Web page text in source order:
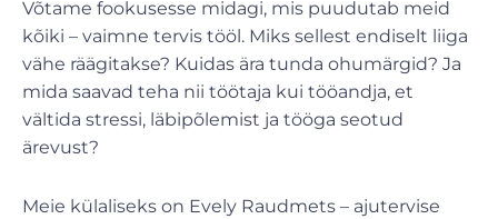
Võtame fookusesse midagi, mis puudutab meid
kõiki – vaimne tervis tööl. Miks sellest endiselt liiga
vähe räägitakse? Kuidas ära tunda ohumärgid? Ja
mida saavad teha nii töötaja kui tööandja, et
vältida stressi, läbipõlemist ja tööga seotud
ärevust?
Meie külaliseks on Evely Raudmets – ajutervise